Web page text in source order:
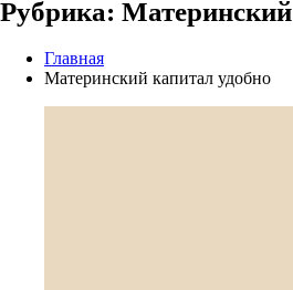
Рубрика:
Главная
Материнский капитал удобно